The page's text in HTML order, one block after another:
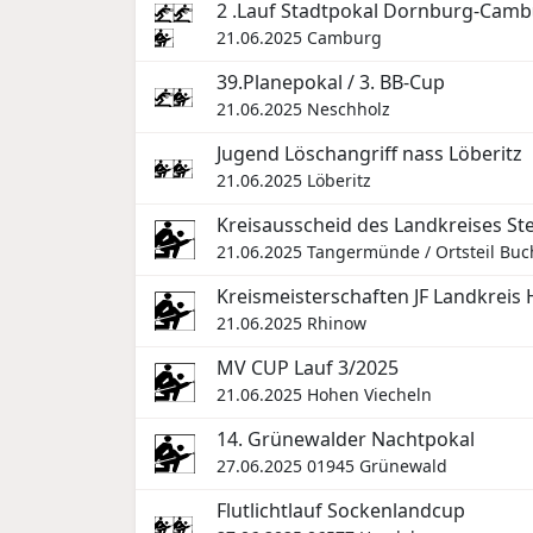
2 .Lauf Stadtpokal Dornburg-
21.06.2025 Camburg
39.Planepokal / 3. BB-Cup
21.06.2025 Neschholz
Jugend Löschangriff nass Löberitz
21.06.2025 Löberitz
Kreisausscheid des Landkreises
21.06.2025 Tangermünde / Ortsteil
Kreismeisterschaften JF Landkreis
21.06.2025 Rhinow
MV CUP Lauf 3/2025
21.06.2025 Hohen Viecheln
14. Grünewalder Nachtpokal
27.06.2025 01945 Grünewald
Flutlichtlauf Sockenlandcup